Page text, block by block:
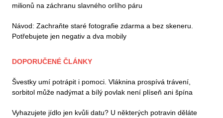
milionů na záchranu slavného orlího páru
Návod: Zachraňte staré fotografie zdarma a bez skeneru.
Potřebujete jen negativ a dva mobily
DOPORUČENÉ ČLÁNKY
Švestky umí potrápit i pomoci. Vláknina prospívá trávení,
sorbitol může nadýmat a bílý povlak není plíseň ani špína
Vyhazujete jídlo jen kvůli datu? U některých potravin děláte